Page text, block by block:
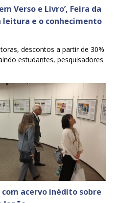
Verso e Livro’, Feira da
leitura e o conhecimento
descontos a partir de 30%
estudantes, pesquisadores
com acervo inédito sobre